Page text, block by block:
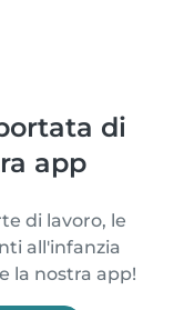
di
app
di lavoro, le
all'infanzia
la nostra app!